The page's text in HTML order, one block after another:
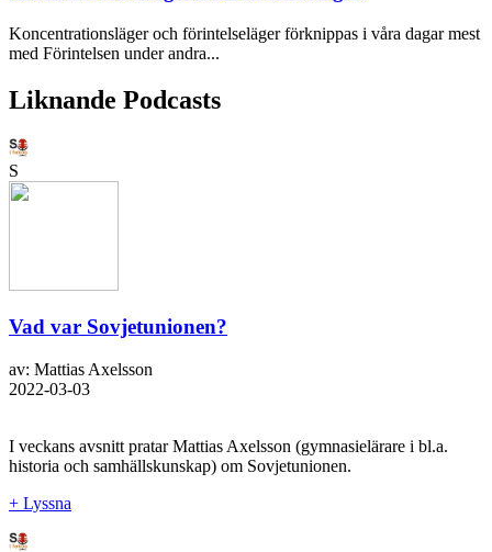
Koncentrationsläger och förintelseläger förknippas i våra dagar mest
med Förintelsen under andra...
Liknande Podcasts
S
Vad var Sovjetunionen?
av: Mattias Axelsson
2022-03-03
I veckans avsnitt pratar Mattias Axelsson (gymnasielärare i bl.a.
historia och samhällskunskap) om Sovjetunionen.
+ Lyssna